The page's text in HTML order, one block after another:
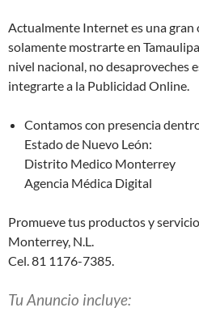
Actualmente Internet es una
solamente mostrarte en
nivel nacional, no desaproveches
integrarte a la Publicidad Online.
Contamos con presencia
Estado de Nuevo León:
Distrito Medico Monterrey
Agencia Médica Digital
Promueve tus productos y
Monterrey, N.L.
Cel. 81 1176-7385.
Tu Anuncio incluye: